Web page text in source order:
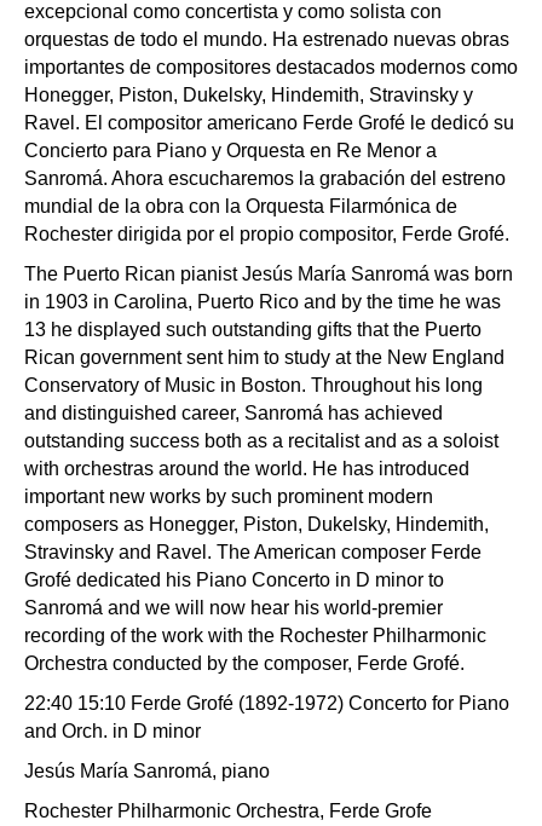
excepcional como concertista y como solista con
orquestas de todo el mundo. Ha estrenado nuevas obras
importantes de compositores destacados modernos como
Honegger, Piston, Dukelsky, Hindemith, Stravinsky y
Ravel. El compositor americano Ferde Grofé le dedicó su
Concierto para Piano y Orquesta en Re Menor a
Sanromá. Ahora escucharemos la grabación del estreno
mundial de la obra con la Orquesta Filarmónica de
Rochester dirigida por el propio compositor, Ferde Grofé.
The Puerto Rican pianist Jesús María Sanromá was born
in 1903 in Carolina, Puerto Rico and by the time he was
13 he displayed such outstanding gifts that the Puerto
Rican government sent him to study at the New England
Conservatory of Music in Boston. Throughout his long
and distinguished career, Sanromá has achieved
outstanding success both as a recitalist and as a soloist
with orchestras around the world. He has introduced
important new works by such prominent modern
composers as Honegger, Piston, Dukelsky, Hindemith,
Stravinsky and Ravel. The American composer Ferde
Grofé dedicated his Piano Concerto in D minor to
Sanromá and we will now hear his world-premier
recording of the work with the Rochester Philharmonic
Orchestra conducted by the composer, Ferde Grofé.
22:40 15:10 Ferde Grofé (1892-1972) Concerto for Piano
and Orch. in D minor
Jesús María Sanromá, piano
Rochester Philharmonic Orchestra, Ferde Grofe